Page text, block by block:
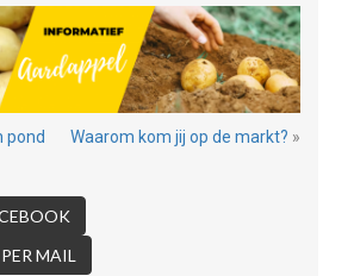
pond Waarom kom jij op de markt? »
MAIL